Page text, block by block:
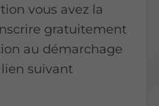
vous avez la
gratuitement
au démarchage
suivant